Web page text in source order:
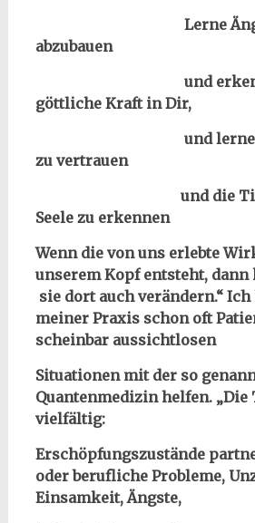
Lerne Ängste
abzubauen
und erkenne
göttliche Kraft in Dir,
und lerne
zu vertrauen
und die Tiefe
Seele zu erkennen
Wenn die von uns erlebte
unserem Kopf entsteht,
sie dort auch verändern.“Ich
meiner Praxis schon oft
scheinbar aussichtlosen
Situationen mit der so
Quantenmedizin helfen. „Die
vielfältig:
Erschöpfungszustände
oder berufliche Probleme,
Einsamkeit, Ängste,